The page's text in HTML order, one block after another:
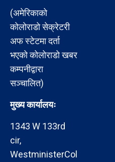
(अमेरिकाको
कोलोराडो सेक्रेटरी
अफ स्टेटमा दर्ता
भएको कोलोराडो खबर
कम्पनीद्वारा
सञ्चालित)
मुख्य कार्यालयः
1343 W 133rd
cir,
WestministerCol